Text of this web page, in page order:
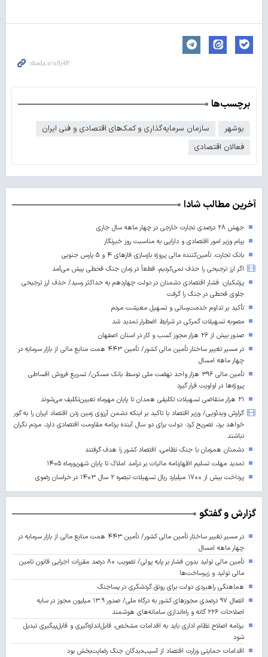
برچسب‌ها
بوشهر
سازمان سرمایه‌گذاری و کمک‌های اقتصادی و فنی ایران
فعالان اقتصادی
آخرین مطالب شادا
جهش ۲۸ درصدی تجارت خارجی در چهار ماهه سال جاری
پیام وزیر امور اقتصادی و دارایی به مناسبت روز خبرنگار
بانک تجارت، تأمین‌کننده مالی پروژه بازسازی فازهای ۴ و ۵ پارس جنوبی
اگر ارز ترجیحی را حذف نمی‌کردیم، قطعاً در زمان جنگ قحطی پیش می‌آمد
پزشکیان: فشار اقتصادی دشمنان در دولت چهاردهم به حداکثر رسید/ حذف ارز ترجیحی
جلوی قحطی در جنگ را گرفت
تأکید بر تداوم خدمت‌رسانی و تسهیل معیشت مردم
مصوبه تسهیلات گمرکی در شرایط اضطرار تمدید شد
صدور بیش از ۲۶ هزار مجوز کسب‌ و کار در استان اصفهان
در مسیر تغییر ساختار تأمین مالی کشور/ تأمین ۴۴۳ همت منابع مالی از بازار سرمایه در
چهار ماهه امسال
تأمین مالی ۳۹۶ هزار واحد نهضت ملی توسط بانک مسکن/ تسریع فروش اقساطی
پروژه‌ها در اولویت قرار گیرد
۲۱ هزار متقاضی تسهیلات تکلیفی همدان تا پایان مهرماه تعیین‌تکلیف می‌شوند
گزارش ویدئویی/ وزیر اقتصاد با تاکید بر اینکه دشمن آرزوی زمین زدن اقتصاد ایران را به گور
خواهد برد، تصریح کرد: دولت برای دو سال آینده برنامه مقاومت اقتصادی دارد، مردم نگران
نباشند
دشمنان همزمان با جنگ نظامی، اقتصاد کشور را هدف گرفتند
تمدید مهلت تسلیم اظهارنامه مالیات بر درآمد املاک تا پایان شهریورماه ۱۴۰۵
پرداخت بیش از ۱۷۰۰ میلیارد ریال تسهیلات تبصره ۲ سال ۱۴۰۳ در خراسان رضوی
گزارش و گفتگو
در مسیر تغییر ساختار تأمین مالی کشور/ تأمین ۴۴۳ همت منابع مالی از بازار سرمایه در
چهار ماهه امسال
تأمین مالی تولید بدون فشار بر پایه پولی/ تصویب ۸۰ درصد مقررات اجرایی قانون تامین
مالی تولید و زیرساخت‌ها
هماهنگی راهبردی دولت برای رونق گردشگری در پساجنگ
اتصال ۹۷ درصدی مجوزهای کشور به درگاه ملی/ صدور ۱۳.۹ میلیون مجوز در سایه
اصلاحات ۲۲۶ گانه و راه‌اندازی سامانه‌های هوشمند
برنامه اصلاح نظام اداری باید به اقدامات مشخص، قابل‌اندازه‌گیری و قابل‌پیگیری تبدیل
شود
اقدامات حمایتی وزارت اقتصاد از آسیب‌دیدگان جنگ رضایت‌بخش بود